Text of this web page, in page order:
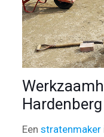
Hardenberg
Een stratenmaker